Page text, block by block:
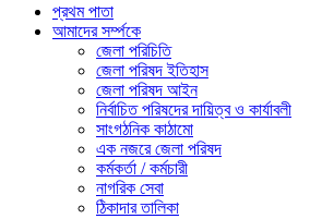
প্রথম পাতা
আমাদের সর্ম্পকে
জেলা পরিচিতি
জেলা পরিষদ ইতিহাস
জেলা পরিষদ আইন
নির্বাচিত পরিষদের দায়িত্ব ও কার্যাবলী
সাংগঠনিক কাঠামো
এক নজরে জেলা পরিষদ
কর্মকর্তা / কর্মচারী
নাগরিক সেবা
ঠিকাদার তালিকা